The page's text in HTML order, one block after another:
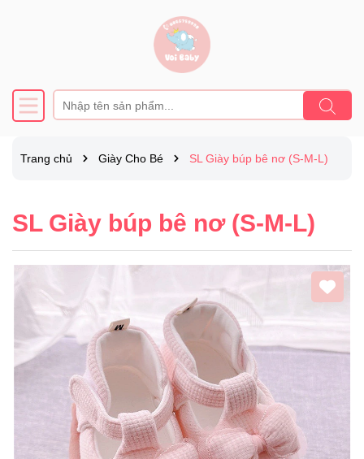
Trang chủ Giày Cho Bé SL Giày búp bê nơ (S-M-L)
SL Giày búp bê nơ (S-M-L)